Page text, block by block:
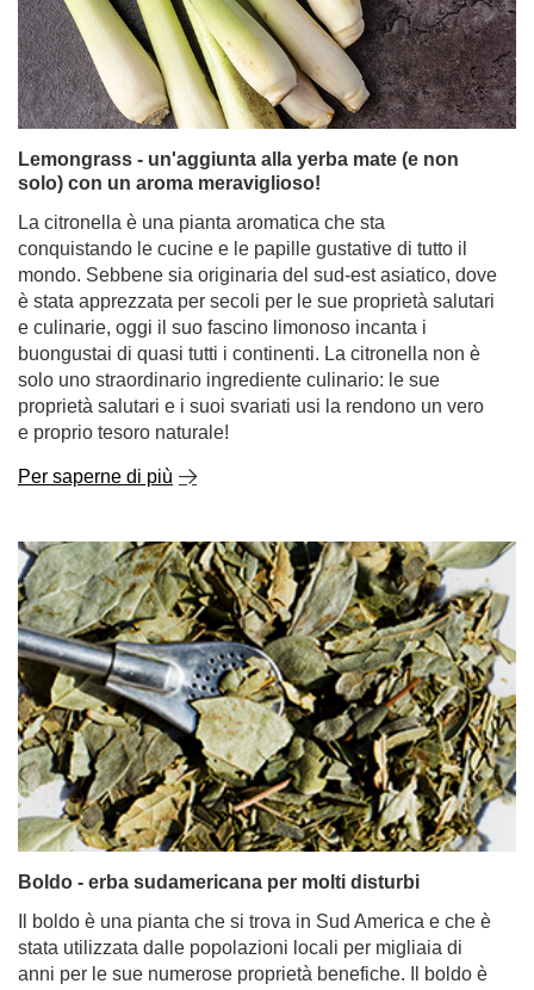
Lemongrass - un'aggiunta alla yerba mate (e non
solo) con un aroma meraviglioso!
La citronella è una pianta aromatica che sta
conquistando le cucine e le papille gustative di tutto il
mondo. Sebbene sia originaria del sud-est asiatico, dove
è stata apprezzata per secoli per le sue proprietà salutari
e culinarie, oggi il suo fascino limonoso incanta i
buongustai di quasi tutti i continenti. La citronella non è
solo uno straordinario ingrediente culinario: le sue
proprietà salutari e i suoi svariati usi la rendono un vero
e proprio tesoro naturale!
Per saperne di più
Boldo - erba sudamericana per molti disturbi
Il boldo è una pianta che si trova in Sud America e che è
stata utilizzata dalle popolazioni locali per migliaia di
anni per le sue numerose proprietà benefiche. Il boldo è